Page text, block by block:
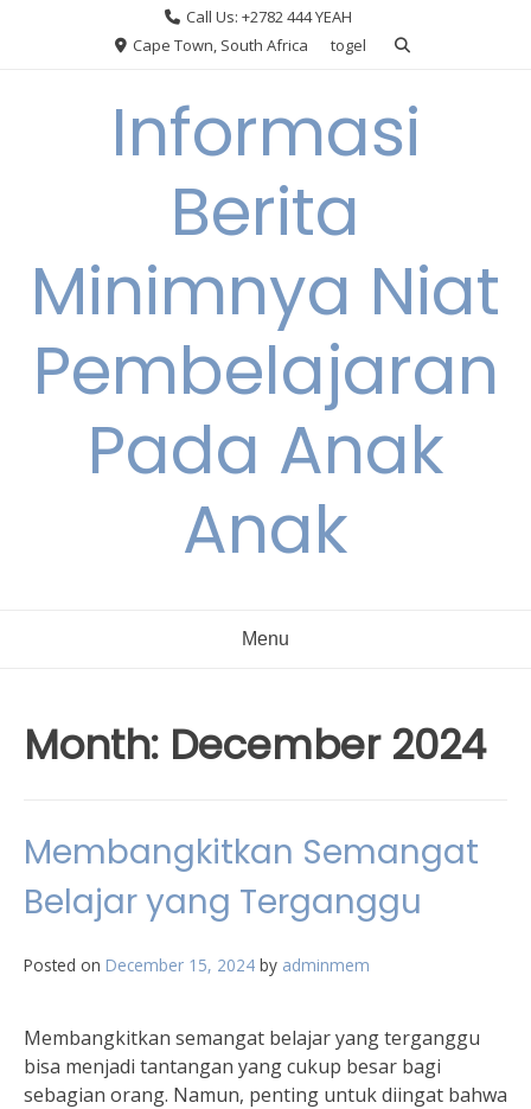
Call Us: +2782 444 YEAH
Cape Town, South Africa
togel
Informasi
Berita
Minimnya Niat
Pembelajaran
Pada Anak
Anak
Menu
Month: December 2024
Membangkitkan Semangat
Belajar yang Terganggu
Posted on December 15, 2024 by adminmem
Membangkitkan semangat belajar yang terganggu
bisa menjadi tantangan yang cukup besar bagi
sebagian orang. Namun, penting untuk diingat bahwa